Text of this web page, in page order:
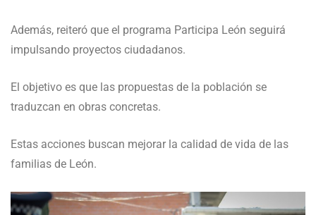
Además, reiteró que el programa Participa León seguirá
impulsando proyectos ciudadanos.
El objetivo es que las propuestas de la población se
traduzcan en obras concretas.
Estas acciones buscan mejorar la calidad de vida de las
familias de León.